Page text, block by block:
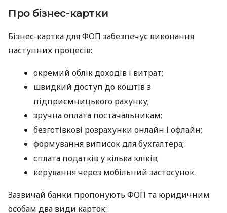
Про бізнес-картки
Бізнес-картка для ФОП забезпечує виконання
наступних процесів:
окремий облік доходів і витрат;
швидкий доступ до коштів з
підприємницького рахунку;
зручна оплата постачальникам;
безготівкові розрахунки онлайн і офлайн;
формування виписок для бухгалтера;
сплата податків у кілька кліків;
керування через мобільний застосунок.
Зазвичай банки пропонують ФОП та юридичним
особам два види карток: